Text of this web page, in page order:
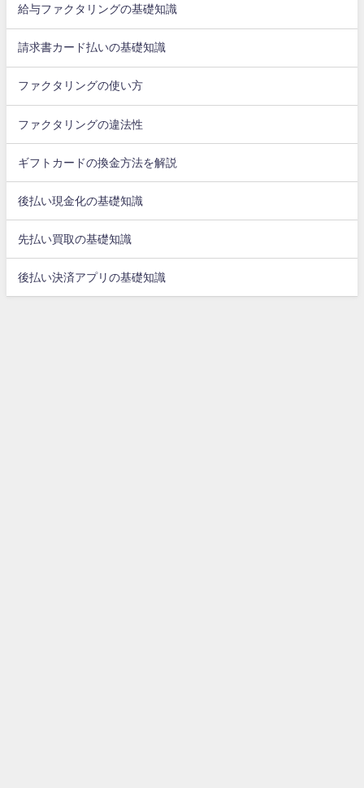
給与ファクタリングの基礎知識
請求書カード払いの基礎知識
ファクタリングの使い方
ファクタリングの違法性
ギフトカードの換金方法を解説
後払い現金化の基礎知識
先払い買取の基礎知識
後払い決済アプリの基礎知識